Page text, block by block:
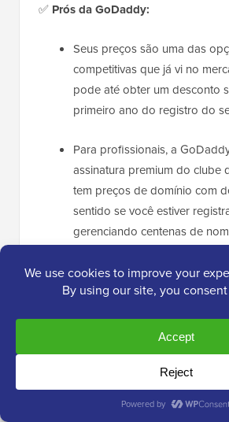
✅ Prós da GoDaddy:
Seus preços são uma das
competitivas que já vi no
pode até obter um desconto
primeiro ano do registro do
Para profissionais, a
assinatura premium do clube
tem preços de domínio com
sentido se você estiver
gerenciando centenas de
GoDaddy tem uma interface
de domínio poderosa e fácil
servidores de nome, atualizar
contato e assim por diante.
❌Contras da GoDaddy: